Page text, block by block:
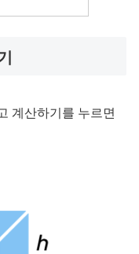
계산하기를 누르면